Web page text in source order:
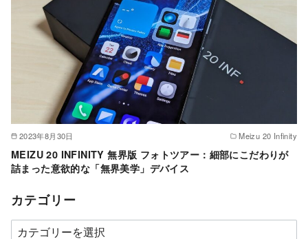
2023年8月30日 Meizu 20 Infinity
MEIZU 20 INFINITY 無界版 フォトツアー：細部にこだわりが
詰まった意欲的な「無界美学」デバイス
カテゴリー
カ